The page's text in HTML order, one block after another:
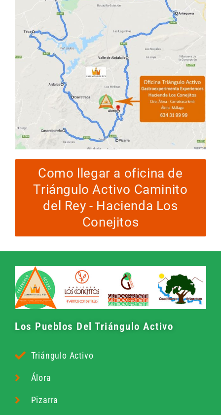
Como llegar a oficina de
Triángulo Activo Caminito
del Rey - Hacienda Los
Conejitos
Los Pueblos Del Triángulo Activo
Triángulo Activo
Álora
Pizarra